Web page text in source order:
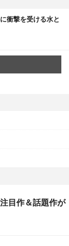
衝撃を受ける水と
目作＆話題作が